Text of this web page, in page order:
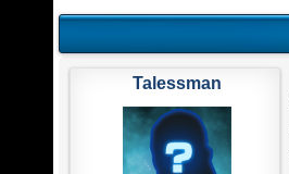
Talessman